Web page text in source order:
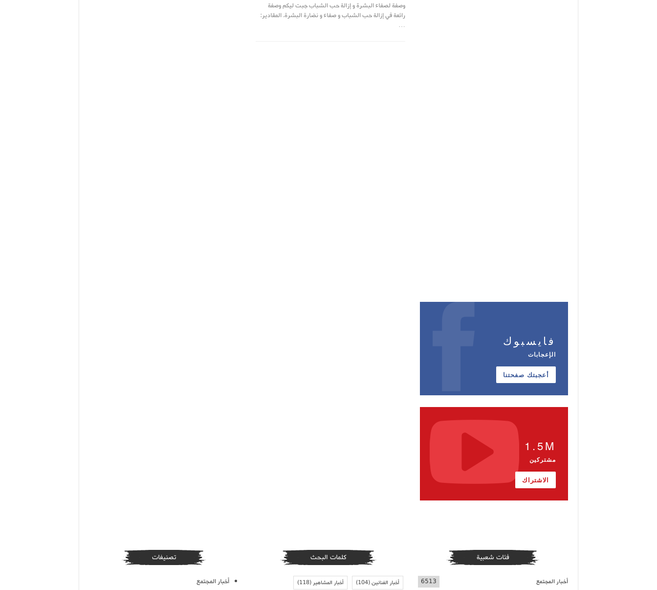
وصفة لصفاء البشرة و إزالة حب الشباب جبت ليكم وصفة
رائعة في إزالة حب الشباب و صفاء و نضارة البشرة. المقادير:
…
فايسبوك
الإعجابات
أعجبتك صفحتنا
1.5M
مشتركين
الاشتراك
فئات شعبية
أخبار المجتمع 6513
كلمات البحث
أخبار الفنانين(104) أخبار المشاهير(118)
تصنيفات
أخبار المجتمع